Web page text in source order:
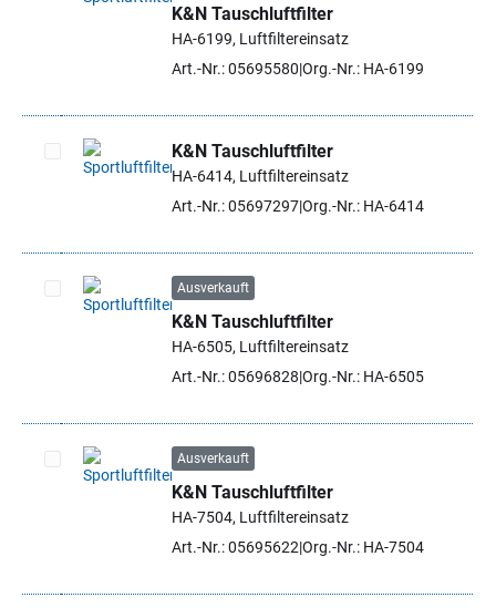
Artikel auswählen
K&N Tauschluftfilter
HA-6199, Luftfiltereinsatz
Art.-Nr.: 05695580 Org.-Nr.: HA-6199
Artikel auswählen
K&N Tauschluftfilter
HA-6414, Luftfiltereinsatz
Art.-Nr.: 05697297Org.-Nr.: HA-6414
Artikel auswählen
Ausverkauft
K&N Tauschluftfilter
HA-6505, Luftfiltereinsatz
Art.-Nr.: 05696828 Org.-Nr.: HA-6505
Artikel auswählen
Ausverkauft
K&N Tauschluftfilter
HA-7504, Luftfiltereinsatz
Art.-Nr.: 05695622 Org.-Nr.: HA-7504